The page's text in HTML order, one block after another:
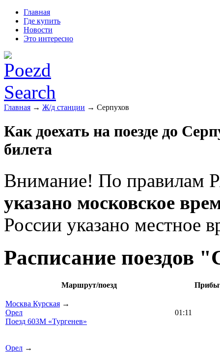
Главная
Где купить
Новости
Это интересно
Главная → Ж/д станции → Серпухов
Как доехать на поезде до
билета
Внимание! По правилам
указано московское
России указано местное
Расписание поездов
Маршрут/поезд
Москва Курская →
Орел
Поезд 603М «Тургенев»
01:11
Орел →